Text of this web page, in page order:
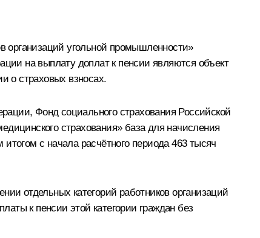
организаций угольной промышленности»
на выплату доплат к пенсии являются объект
о страховых взносах.
Фонд социального страхования Российской
страхования» база для начисления
с начала расчётного периода 463 тысяч
отдельных категорий работников организаций
к пенсии этой категории граждан без